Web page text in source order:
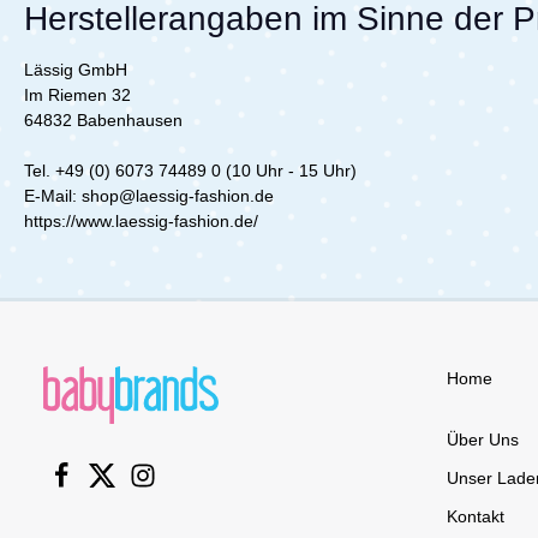
auch als Beißring verwenden. So
hilft er deinem Schatz beim Zahnen
Zur zusätzlichen Linderung kannst
du den Ring auch in den
Kühlschrank legen. Details: 100%
Lieferumfang: 1x Greif-/Beißring
bestehend aus Holzgriff und
Silikonkette
Schatz
Herstellerangaben im Sinne der
Lässig GmbH
Im Riemen 32
64832 Babenhausen
Tel. +49 (0) 6073 74489 0 (10 Uhr - 15 Uhr)
E-Mail: shop@laessig-fashion.de
https://www.laessig-fashion.de/
Home
Über Uns
Unser
Kontakt